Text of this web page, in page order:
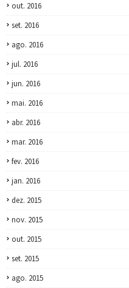
out. 2016
set. 2016
ago. 2016
jul. 2016
jun. 2016
mai. 2016
abr. 2016
mar. 2016
fev. 2016
jan. 2016
dez. 2015
nov. 2015
out. 2015
set. 2015
ago. 2015